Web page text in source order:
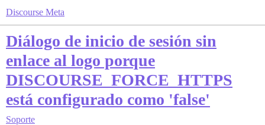
Discourse Meta
Diálogo de inicio de sesión sin
enlace al logo porque
DISCOURSE_FORCE_HTTPS
está configurado como 'false'
Soporte